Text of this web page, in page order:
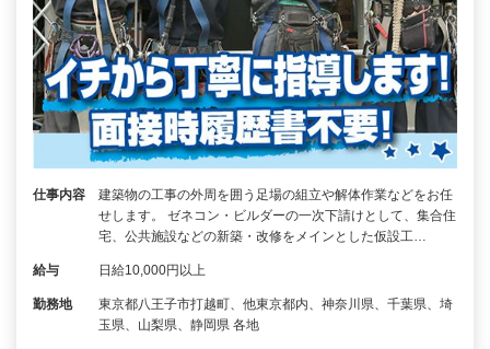
仕事内容
建築物の工事の外周を囲う足場の組立や解体作業などをお任
せします。 ゼネコン・ビルダーの一次下請けとして、集合住
宅、公共施設などの新築・改修をメインとした仮設工…
給与 日給10,000円以上
勤務地
東京都八王子市打越町、他東京都内、神奈川県、千葉県、埼
玉県、山梨県、静岡県 各地